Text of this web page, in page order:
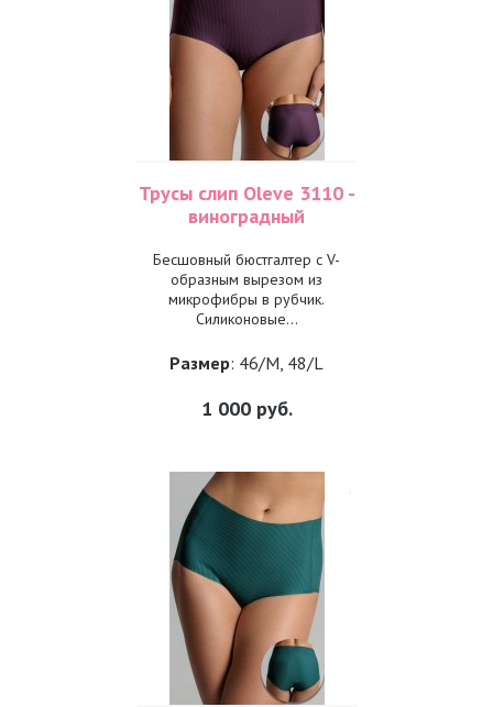
Трусы слип Oleve 3110 -
виноградный
Бесшовный бюстгалтер с V-
образным вырезом из
микрофибры в рубчик.
Силиконовые...
Размер: 46/M, 48/L
1 000руб.